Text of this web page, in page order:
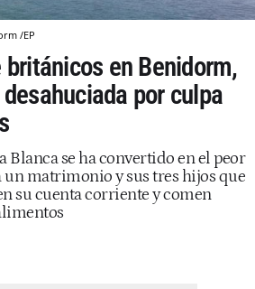
/EP
en Benidorm,
por culpa
Blanca se ha convertido en el peor
matrimonio y sus tres hijos que
su cuenta corriente y comen